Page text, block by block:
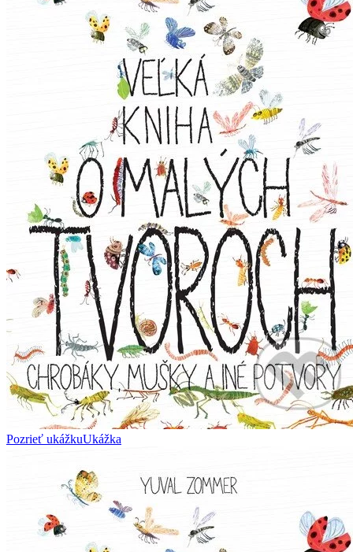
Pozrieť ukážkuUkážka